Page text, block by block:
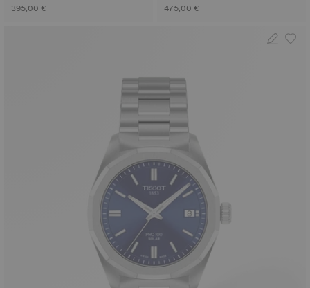
395,00 €
475,00 €